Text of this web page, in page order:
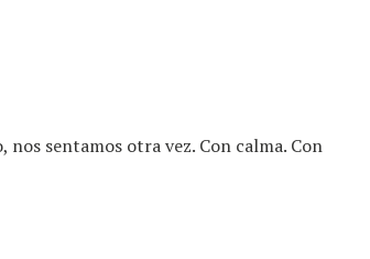
sentamos otra vez. Con calma. Con